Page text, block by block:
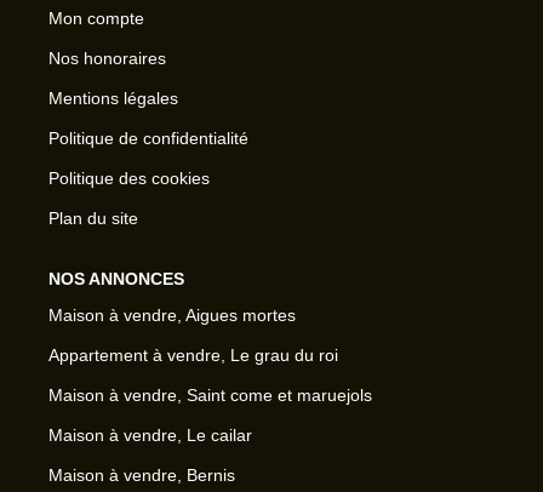
Mon compte
Nos honoraires
Mentions légales
Politique de confidentialité
Politique des cookies
Plan du site
NOS ANNONCES
Maison à vendre, Aigues mortes
Appartement à vendre, Le grau du roi
Maison à vendre, Saint come et maruejols
Maison à vendre, Le cailar
Maison à vendre, Bernis